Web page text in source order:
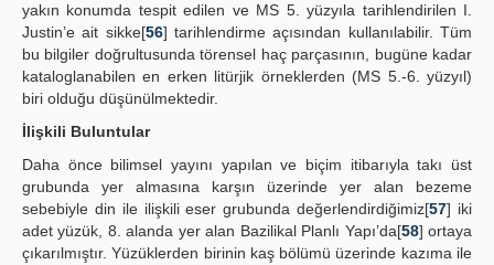
yakın konumda tespit edilen ve MS 5. yüzyıla tarihlendirilen I.
Justin’e ait sikke[56] tarihlendirme açısından kullanılabilir. Tüm
bu bilgiler doğrultusunda törensel haç parçasının, bugüne kadar
kataloglanabilen en erken litürjik örneklerden (MS 5.-6. yüzyıl)
biri olduğu düşünülmektedir.
İlişkili Buluntular
Daha önce bilimsel yayını yapılan ve biçim itibarıyla takı üst
grubunda yer almasına karşın üzerinde yer alan bezeme
sebebiyle din ile ilişkili eser grubunda değerlendirdiğimiz[57] iki
adet yüzük, 8. alanda yer alan Bazilikal Planlı Yapı’da[58] ortaya
çıkarılmıştır. Yüzüklerden birinin kaş bölümü üzerinde kazıma ile